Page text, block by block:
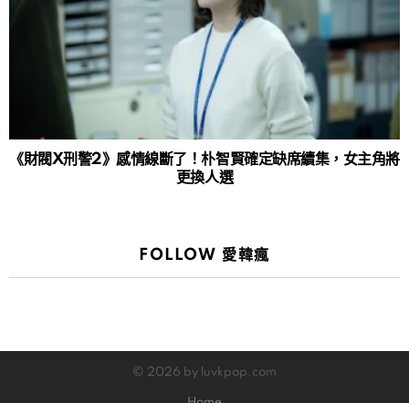
《財閥X刑警2》感情線斷了！朴智賢確定缺席續集，女主角將
更換人選
FOLLOW 愛韓瘋
© 2026 by luvkpop.com